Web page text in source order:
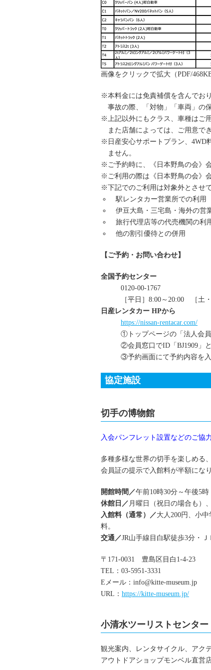
画像をクリックで拡大（PDF/468KB
※本料金には免責補償を含んでおり
事故の際、「対物」「車両」の
※上記以外にもクラス、車種はご
また店舗によっては、ご用意で
※日産安心サポートプラン、4WD
ません。
※ご予約時に、《日本野鳥の会》
※ご利用の際は《日本野鳥の会》
※下記でのご利用は対象外とさせ
駅レンタカー営業所での利用
伊豆大島・三宅島・海外の営
旅行代理店等の代売機関の利
他の割引優待との併用
【ご予約・お問い合わせ】
全国予約センター
0120-00-1767
［平日］8:00～20:00 ［土
日産レンタカー HPから
https://nissan-rentacar.com/
①トップページの「法人会
②会員窓口でID「BJ1909」
③予約画面にて予約内容を
協定施設
切手の博物館
入会パンフレット設置などのご協
多種多様な世界の切手を楽しめる
会員証の提示で入館料が半額になり
開館時間／午前10時30分～午後5時
休館日／ 月曜日（祝日の場合も）
入館料（通常）／大人200円、小
料。
交通／JR山手線目白駅徒歩3分・
〒171-0031 豊島区目白1-4-23
TEL：03-5951-3331
Eメール： info@kitte-museum.jp
URL： https://kitte-museum.jp/
小清水ツーリストセンター
観光案内、レンタサイクル、アク
アウトドアショップモンベル直営